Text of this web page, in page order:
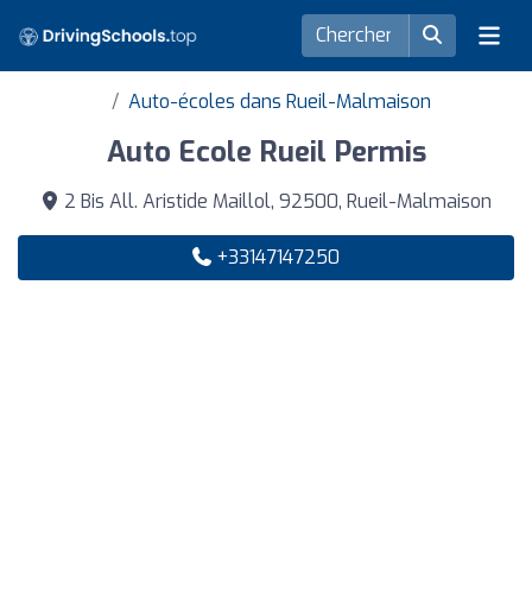
Auto-écoles dans Rueil-Malmaison
Auto Ecole Rueil Permis
2 Bis All. Aristide Maillol, 92500, Rueil-Malmaison
+33147147250